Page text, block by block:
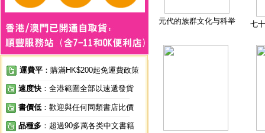
運費平 ：購滿HK$200起免運費政策
速度快 ：全港範圍全部以速遞發貨
書價低 ：歡迎與任何同類書店比價
品種多 ：超過90多萬各类中文書籍
元代的族群文化与科举 七